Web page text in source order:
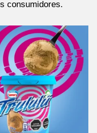
consumidores.